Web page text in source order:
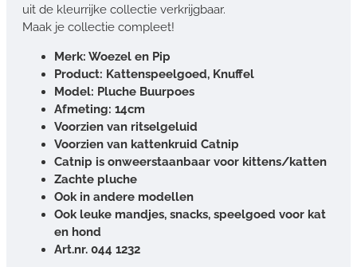
uit de kleurrijke collectie verkrijgbaar.
Maak je collectie compleet!
Merk: Woezel en Pip
Product: Kattenspeelgoed, Knuffel
Model: Pluche Buurpoes
Afmeting: 14cm
Voorzien van ritselgeluid
Voorzien van kattenkruid Catnip
Catnip is onweerstaanbaar voor kittens/katten
Zachte pluche
Ook in andere modellen
Ook leuke mandjes, snacks, speelgoed voor kat
en hond
Art.nr. 044 1232